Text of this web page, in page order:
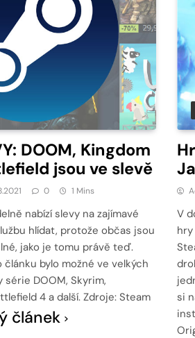
DOOM, Kingdom
jsou ve slevě
0 1 Mins
nabízí slevy na zajímavé
hlídat, protože občas jsou
jako je tomu právě teď.
bylo možné ve velkých
DOOM, Skyrim,
4 a další. Zdroje: Steam
článek
V
si